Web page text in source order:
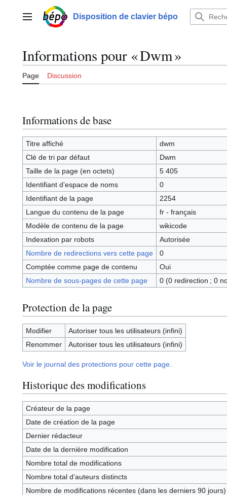
contenuMenu principalDisposition de clavier bépo
Informations pour « Dwm »
Page Discussion
Informations de base
Titre affiché
dwm
Clé de tri par défaut
Dwm
Taille de la page (en octets)
5 405
Identifiant dʼespace de noms
0
Identifiant de la page
2254
Langue du contenu de la page
fr - français
Modèle de contenu de la page
wikicode
Indexation par robots
Autorisée
Nombre de redirections vers cette page
0
Comptée comme page de contenu
Oui
Nombre de sous-pages de cette page
0 (0 redirection ; 0
Protection de la page
Modifier
Autoriser tous les utilisateurs (infini)
Renommer
Autoriser tous les utilisateurs (infini)
Voir le journal des protections pour cette page.
Historique des modifications
Créateur de la page
Date de création de la page
Dernier rédacteur
Date de la dernière modification
Nombre total de modifications
Nombre total d’auteurs distincts
Nombre de modifications récentes (dans les derniers 90 jours)